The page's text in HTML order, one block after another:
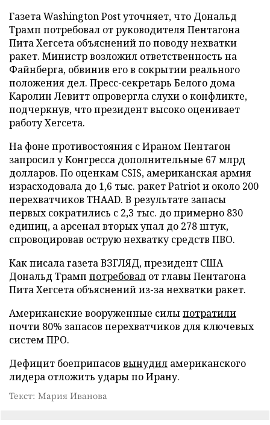
Газета Washington Post уточняет, что Дональд
Трамп потребовал от руководителя Пентагона
Пита Хегсета объяснений по поводу нехватки
ракет. Министр возложил ответственность на
Файнберга, обвинив его в сокрытии реального
положения дел. Пресс-секретарь Белого дома
Каролин Левитт опровергла слухи о конфликте,
подчеркнув, что президент высоко оценивает
работу Хегсета.
На фоне противостояния с Ираном Пентагон
запросил у Конгресса дополнительные 67 млрд
долларов. По оценкам CSIS, американская армия
израсходовала до 1,6 тыс. ракет Patriot и около 200
перехватчиков THAAD. В результате запасы
первых сократились с 2,3 тыс. до примерно 830
единиц, а арсенал вторых упал до 278 штук,
спровоцировав острую нехватку средств ПВО.
Как писала газета ВЗГЛЯД, президент США
Дональд Трамп потребовал от главы Пентагона
Пита Хегсета объяснений из-за нехватки ракет.
Американские вооруженные силыпотратили
почти 80% запасов перехватчиков для ключевых
систем ПРО.
Дефицит боеприпасов вынудил американского
лидера отложить удары по Ирану.
Текст: Мария Иванова